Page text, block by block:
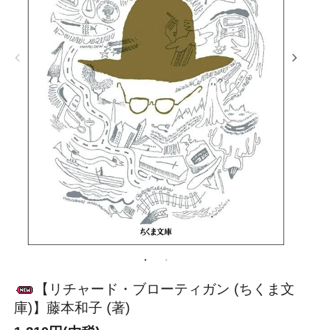
【リチャード・ブローティガン (ちくま文
庫)】藤本和子 (著)